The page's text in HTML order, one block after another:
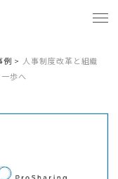
例 > 人事制度改革と組織
歩へ